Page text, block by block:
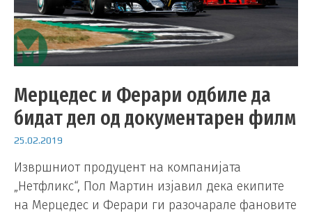
Мерцедес и Ферари одбиле да
бидат дел од документарен филм
25.02.2019
Извршниот продуцент на компанијата
„Нетфликс“, Пол Мартин изјавил дека екипите
на Мерцедес и Ферари ги разочарале фановите